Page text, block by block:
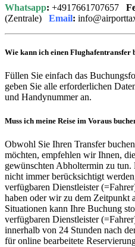
Whatsapp: +4917661707657
(Zentrale) Email:
Wie kann ich einen Flughafentransfer
Füllen Sie einfach das
geben Sie alle erforderlichen
und Handynummer an.
Muss ich meine Reise im Voraus
Obwohl Sie Ihren Transfer
möchten, empfehlen wir Ihnen,
gewünschten Abholtermin zu
nicht immer berücksichtigt
verfügbaren Dienstleister
haben oder wir zu dem Zeitpunkt
Situationen kann Ihre Buchung
verfügbaren Dienstleister
innerhalb von 24 Stunden nach
für online bearbeitete